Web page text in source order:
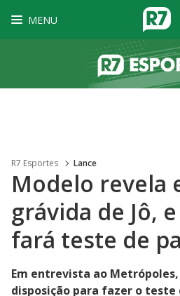
MENU
R7 Esportes Lance
Modelo revela
grávida de Jô,
fará teste de
Em entrevista ao
disposição para fazer o teste